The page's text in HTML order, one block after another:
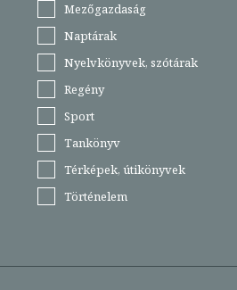
Mezőgazdaság
Naptárak
Nyelvkönyvek, szótárak
Regény
Sport
Tankönyv
Térképek, útikönyvek
Történelem